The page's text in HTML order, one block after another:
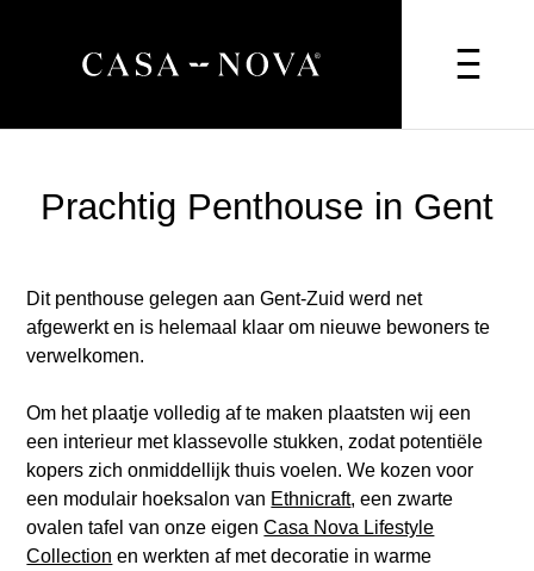
Prachtig Penthouse in Gent
Dit penthouse gelegen aan Gent-Zuid werd net
afgewerkt en is helemaal klaar om nieuwe bewoners te
verwelkomen.
Om het plaatje volledig af te maken plaatsten wij een
een interieur met klassevolle stukken, zodat potentiële
kopers zich onmiddellijk thuis voelen. We kozen voor
een modulair hoeksalon van Ethnicraft, een zwarte
ovalen tafel van onze eigenCasa Nova Lifestyle
Collection en werkten af met decoratie in warme